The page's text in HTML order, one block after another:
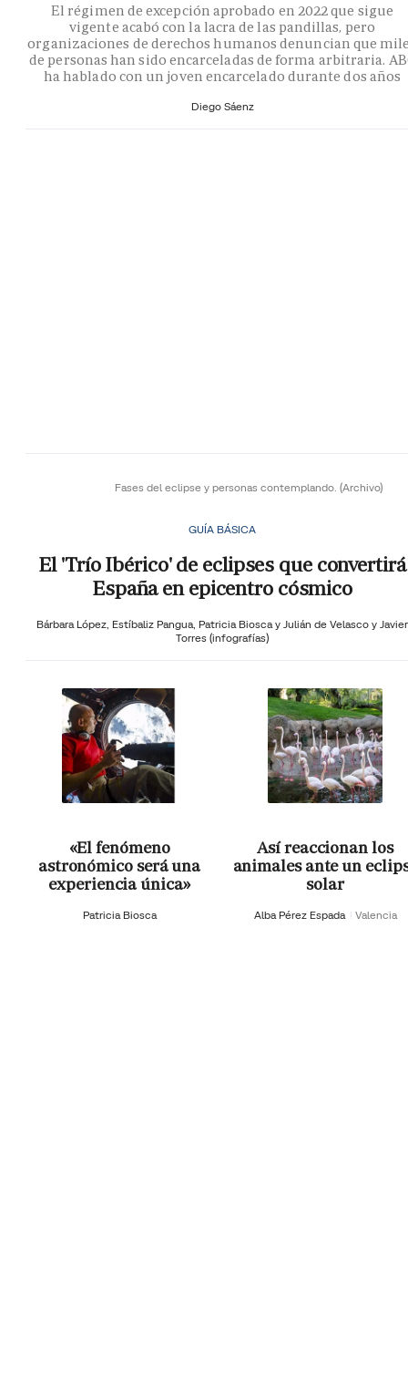
El régimen de excepción aprobado en 2022 que sigue
vigente acabó con la lacra de las pandillas, pero
organizaciones de derechos humanos denuncian que
de personas han sido encarceladas de forma arbitraria.
ha hablado con un joven encarcelado durante dos años
Diego Sáenz
Fases del eclipse y personas contemplando. (Archivo)
GUÍA BÁSICA
El 'Trío Ibérico' de eclipses que convertirá
España en epicentro cósmico
Bárbara López, Estíbaliz Pangua, Patricia Biosca y Julián de Velasco y Javier
Torres (infografías)
«El fenómeno
astronómico será una
experiencia única»
Patricia Biosca
Así reaccionan los
animales ante un
solar
Alba Pérez Espada Valencia